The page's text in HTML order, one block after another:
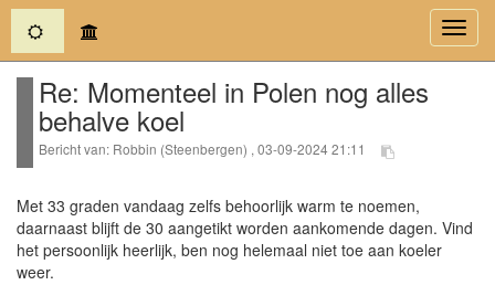
(current)
Re: Momenteel in Polen nog alles
behalve koel
Bericht van: Robbin (Steenbergen) , 03-09-2024 21:11
Met 33 graden vandaag zelfs behoorlijk warm te noemen,
daarnaast blijft de 30 aangetikt worden aankomende dagen. Vind
het persoonlijk heerlijk, ben nog helemaal niet toe aan koeler
weer.